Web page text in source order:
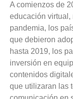
A comienzos de
educación
pandemia, los
que debieron
hasta 2019, los
inversión en
contenidos
que utilizaran las